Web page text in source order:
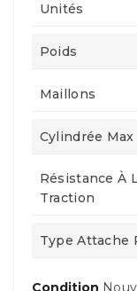
Unités
Poids
Maillons
Cylindrée Max
Résistance À
Traction
Type Attache
Condition